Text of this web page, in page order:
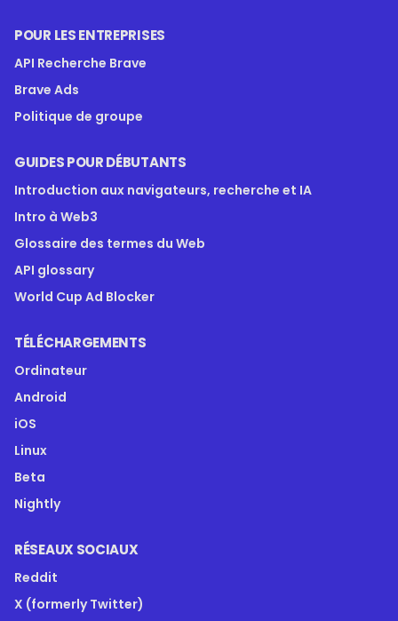
POUR LES ENTREPRISES
API Recherche Brave
Brave Ads
Politique de groupe
GUIDES POUR DÉBUTANTS
Introduction aux navigateurs, recherche et IA
Intro à Web3
Glossaire des termes du Web
API glossary
World Cup Ad Blocker
TÉLÉCHARGEMENTS
Ordinateur
Android
iOS
Linux
Beta
Nightly
RÉSEAUX SOCIAUX
Reddit
X (formerly Twitter)